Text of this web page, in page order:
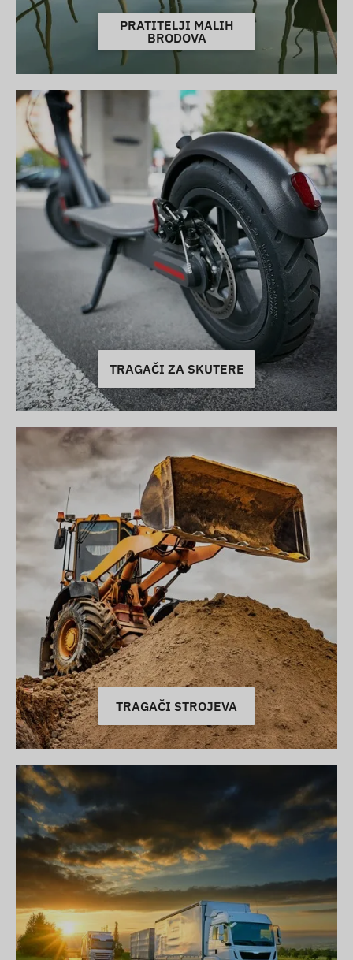
PRATITELJI MALIH
BRODOVA
TRAGAČI ZA SKUTERE
TRAGAČI STROJEVA